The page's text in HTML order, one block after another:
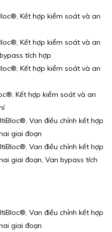
Kết hợp kiểm soát và an
Kết hợp kiểm soát và an
tích hợp
Kết hợp kiểm soát và an
Kết hợp kiểm soát và an
Van điều chỉnh kết hợp
giai đoạn
Van điều chỉnh kết hợp
giai đoạn, Van bypass tích
Van điều chỉnh kết hợp
giai đoạn